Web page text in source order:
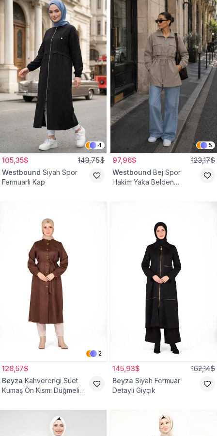
4
105,35$ 143,75$
Westbound Siyah Spor
Fermuarlı Kap
5
97,96$ 123,17$
Westbound Bej Spor
Hakim Yaka Belden
2
128,57$
Beyza Kahverengi Süet
Kumaş Ön Kısmı Düğmeli
145,93$ 162,14$
Beyza Siyah Fermuar
Detaylı Giyçık